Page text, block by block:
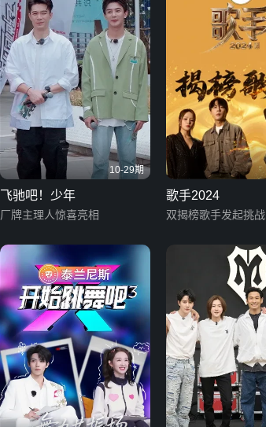
10-29期
飞驰吧！少年
厂牌主理人惊喜亮相
歌手2024
双揭榜歌手发起挑战